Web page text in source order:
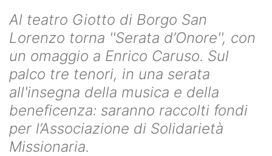
Al teatro Giotto di Borgo San
Lorenzo torna ''Serata d’Onore'', con
un omaggio a Enrico Caruso. Sul
palco tre tenori, in una serata
all'insegna della musica e della
beneficenza: saranno raccolti fondi
per l’Associazione di Solidarietà
Missionaria.